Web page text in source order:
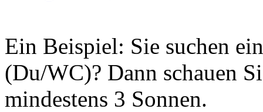
Ein Beispiel: Sie suchen
(Du/WC)? Dann schauen
mindestens 3 Sonnen.